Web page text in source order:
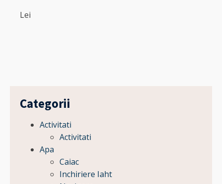
Lei
Categorii
Activitati
Activitati
Apa
Caiac
Inchiriere Iaht